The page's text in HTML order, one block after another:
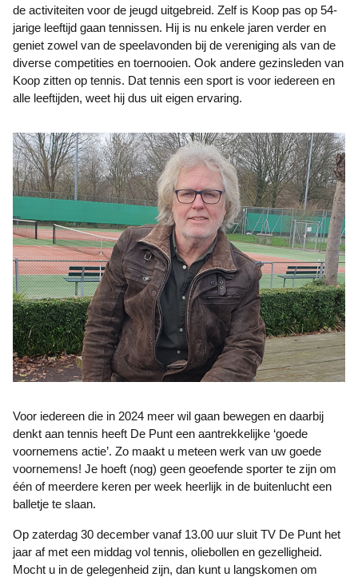
de activiteiten voor de jeugd uitgebreid. Zelf is Koop pas op 54-
jarige leeftijd gaan tennissen. Hij is nu enkele jaren verder en
geniet zowel van de speelavonden bij de vereniging als van de
diverse competities en toernooien. Ook andere gezinsleden van
Koop zitten op tennis. Dat tennis een sport is voor iedereen en
alle leeftijden, weet hij dus uit eigen ervaring.
Voor iedereen die in 2024 meer wil gaan bewegen en daarbij
denkt aan tennis heeft De Punt een aantrekkelijke ‘goede
voornemens actie’. Zo maakt u meteen werk van uw goede
voornemens! Je hoeft (nog) geen geoefende sporter te zijn om
één of meerdere keren per week heerlijk in de buitenlucht een
balletje te slaan.
Op zaterdag 30 december vanaf 13.00 uur sluit TV De Punt het
jaar af met een middag vol tennis, oliebollen en gezelligheid.
Mocht u in de gelegenheid zijn, dan kunt u langskomen om